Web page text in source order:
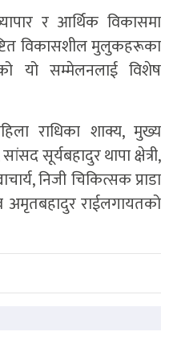
र आर्थिक विकासमा
विकासशील मुलुकहरूका
यो सम्मेलनलाई विशेष
राधिका शाक्य, मुख्य
सूर्यबहादुर थापा क्षेत्री,
निजी चिकित्सक प्राडा
अमृतबहादुर राईलगायतको